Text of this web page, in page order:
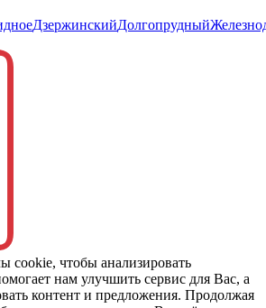
ДзержинскийДолгопрудный
cookie, чтобы анализировать
нам улучшить сервис для Вас, а
контент и предложения. Продолжая